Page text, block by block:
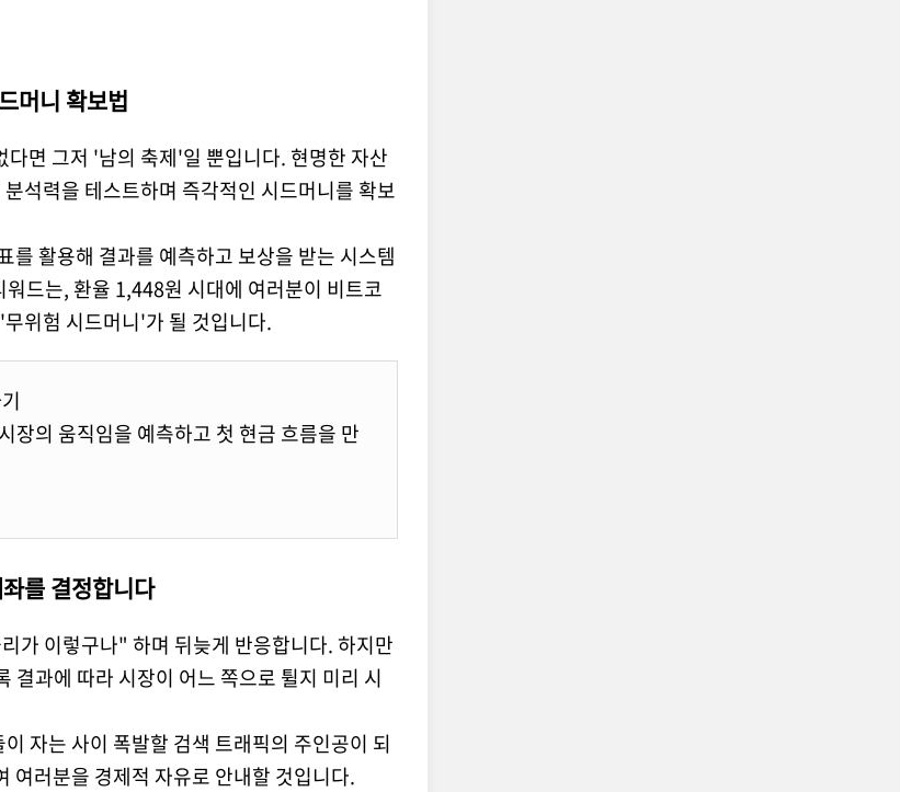
머니 확보법
면 그저 '남의 축제'일 뿐입니다. 현명한 자산
석력을 테스트하며 즉각적인 시드머니를 확보
활용해 결과를 예측하고 보상을 받는 시스템
드는, 환율 1,448원 시대에 여러분이 비트코
위험 시드머니'가 될 것입니다.
장의 움직임을 예측하고 첫 현금 흐름을 만
를 결정합니다
가 이렇구나" 하며 뒤늦게 반응합니다. 하지만
결과에 따라 시장이 어느 쪽으로 튈지 미리 시
자는 사이 폭발할 검색 트래픽의 주인공이 되
여러분을 경제적 자유로 안내할 것입니다.